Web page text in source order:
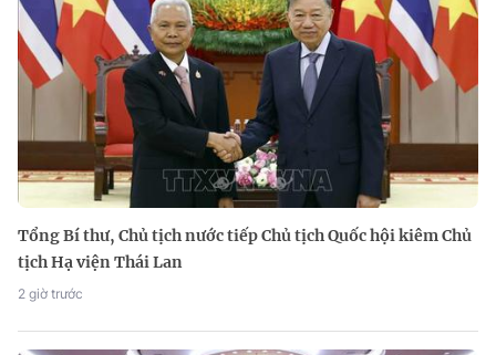
Tổng Bí thư, Chủ tịch nước tiếp Chủ tịch Quốc hội kiêm Chủ
tịch Hạ viện Thái Lan
2 giờ trước